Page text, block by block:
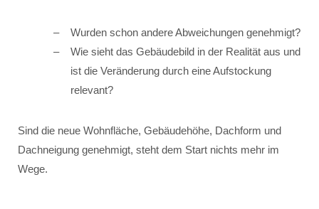
Wurden schon andere Abweichungen genehmigt?
Wie sieht das Gebäudebild in der Realität aus und
ist die Veränderung durch eine Aufstockung
relevant?
Sind die neue Wohnfläche, Gebäudehöhe, Dachform und
Dachneigung genehmigt, steht dem Start nichts mehr im
Wege.